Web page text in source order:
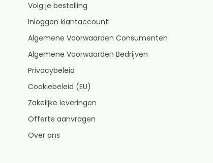
Volg je bestelling
Inloggen klantaccount
Algemene Voorwaarden Consumenten
Algemene Voorwaarden Bedrijven
Privacybeleid
Cookiebeleid (EU)
Zakelijke leveringen
Offerte aanvragen
Over ons